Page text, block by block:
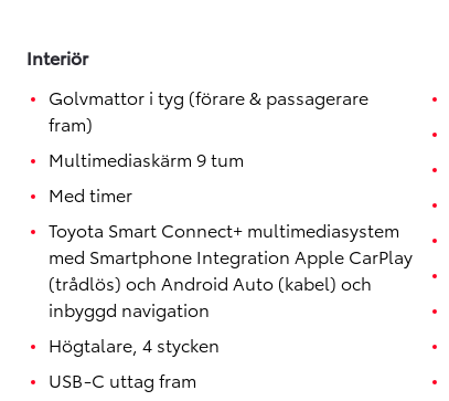
Interiör
Golvmattor i tyg (förare & passagerare
fram)
Multimediaskärm 9 tum
Med timer
Toyota Smart Connect+ multimediasystem
med Smartphone Integration Apple CarPlay
(trådlös) och Android Auto (kabel) och
inbyggd navigation
Högtalare, 4 stycken
USB-C uttag fram